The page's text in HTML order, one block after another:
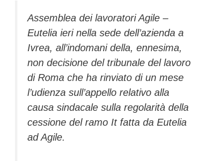
b
o
o
k
d
s
dI
n
a
m
A
p
p
di
Assemblea dei lavoratori Agile –
Eutelia ieri nella sede dell’azienda a
Ivrea, all’indomani della, ennesima,
non decisione del tribunale del lavoro
di Roma che ha rinviato di un mese
l’udienza sull’appello relativo alla
causa sindacale sulla regolarità della
cessione del ramo It fatta da Eutelia
ad Agile.